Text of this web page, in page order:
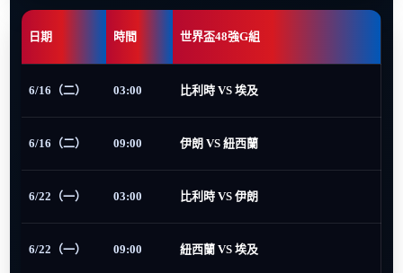
日期 時間 世界盃48強G組
6/16（二） 03:00 比利時 VS 埃及
6/16（二） 09:00 伊朗 VS 紐西蘭
6/22（一） 03:00 比利時 VS 伊朗
6/22（一） 09:00 紐西蘭 VS 埃及